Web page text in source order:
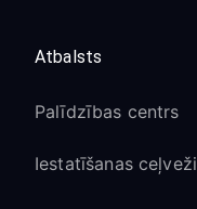
Atbalsts
Palīdzības centrs
Iestatīšanas ceļveži